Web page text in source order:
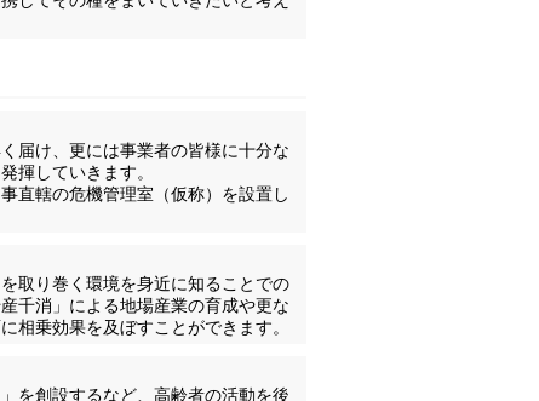
届け、更には事業者の皆様に十分な
揮していきます。
直轄の危機管理室（仮称）を設置し
取り巻く環境を身近に知ることでの
千消」による地場産業の育成や更な
相乗効果を及ぼすことができます。
を創設するなど、高齢者の活動を後